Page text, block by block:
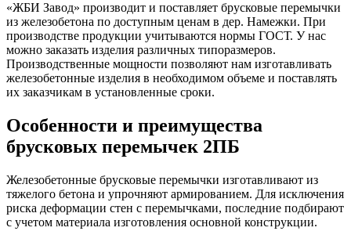
«ЖБИ Завод» производит и поставляет брусковые перемычки
из железобетона по доступным ценам в дер. Намежки. При
производстве продукции учитываются нормы ГОСТ. У нас
можно заказать изделия различных типоразмеров.
Производственные мощности позволяют нам изготавливать
железобетонные изделия в необходимом объеме и поставлять
их заказчикам в установленные сроки.
Особенности и преимущества
брусковых перемычек 2ПБ
Железобетонные брусковые перемычки изготавливают из
тяжелого бетона и упрочняют армированием. Для исключения
риска деформации стен с перемычками, последние подбирают
с учетом материала изготовления основной конструкции.